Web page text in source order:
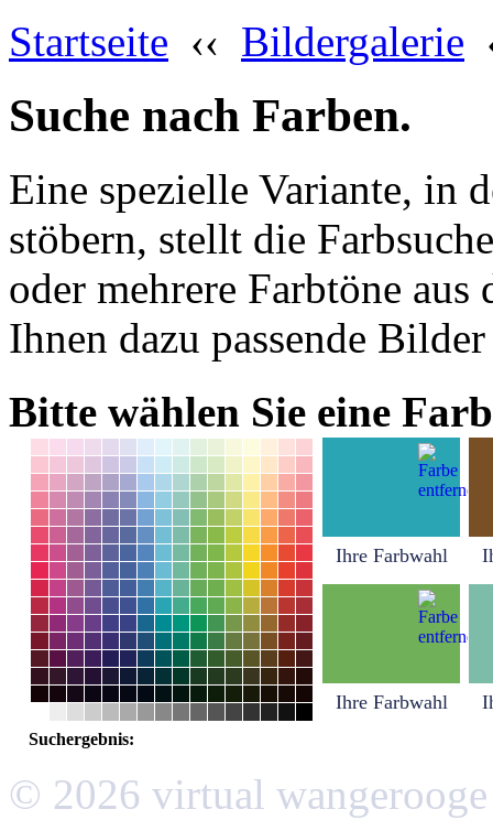
Startseite ‹‹ Bildergalerie
Suche nach Farben.
Eine spezielle Variante, in
stöbern, stellt die
oder mehrere Farbtöne
Ihnen dazu passende
Bitte wählen Sie eine
Ihre Farbwahl
Ihre Farbwahl
Suchergebnis:
© 2026 virtual wangerooge